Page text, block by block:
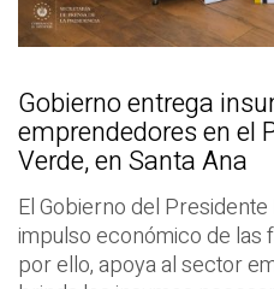
Gobierno entrega
emprendedores en el
Verde, en Santa Ana
El Gobierno del
impulso económico de las
por ello, apoya al sector